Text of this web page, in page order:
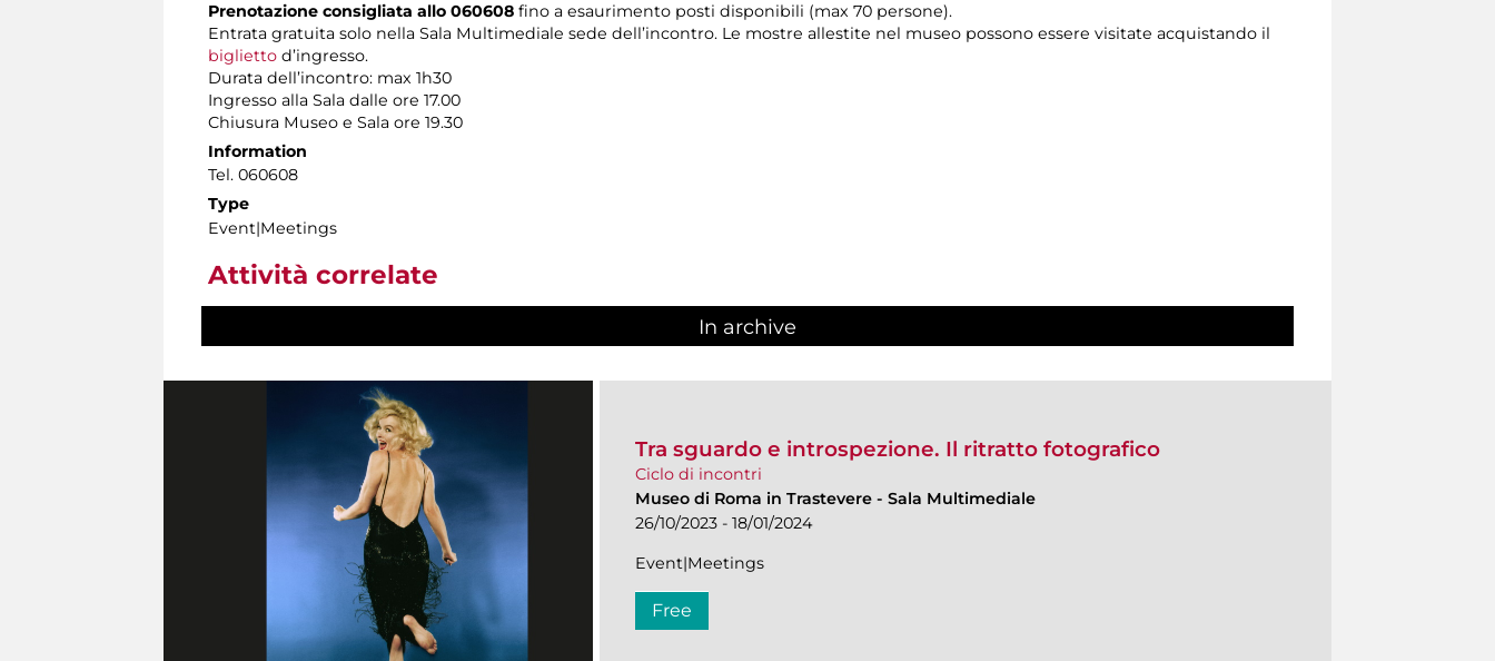
Prenotazione consigliata allo 060608 fino a esaurimento posti disponibili (max 70 persone).
Entrata gratuita solo nella Sala Multimediale sede dell’incontro. Le mostre allestite nel museo possono essere visitate acquistando il
biglietto d’ingresso.
Durata dell’incontro: max 1h30
Ingresso alla Sala dalle ore 17.00
Chiusura Museo e Sala ore 19.30
Information
Tel. 060608
Type
Event|Meetings
Attività correlate
In archive
Tra sguardo e introspezione. Il ritratto fotografico
Ciclo di incontri
Museo di Roma in Trastevere - Sala Multimediale
26/10/2023 - 18/01/2024
Event|Meetings
Free